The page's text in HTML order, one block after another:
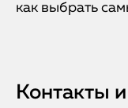
как выбрать
Контакты